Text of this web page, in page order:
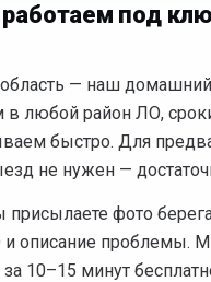
под
— наш домашний
любой район ЛО,
быстро. Для
не нужен —
присылаете фото
и описание проблемы.
10–15 минут